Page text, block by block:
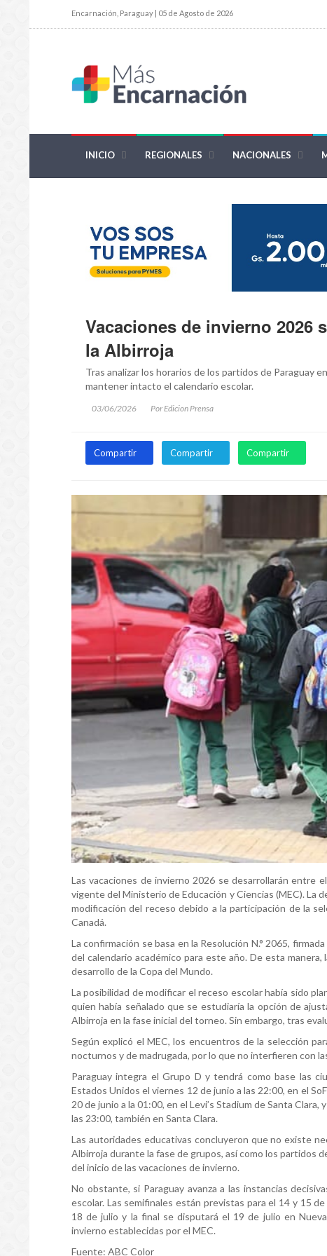
Encarnación, Paraguay | 05 de Agosto de 2026
INICIO REGIONALES NACIONALES
Vacaciones de invierno 2026
la Albirroja
Tras analizar los horarios de los partidos de Paraguay
mantener intacto el calendario escolar.
03/06/2026 Por Edicion Prensa
Compartir Compartir Compartir
Las vacaciones de invierno 2026 se desarrollarán entre
vigente del Ministerio de Educación y Ciencias (MEC). La
modificación del receso debido a la participación de la
Canadá.
La confirmación se basa en la Resolución N.° 2065,
del calendario académico para este año. De esta
desarrollo de la Copa del Mundo.
La posibilidad de modificar el receso escolar había sido
quien había señalado que se estudiaría la opción de
Albirroja en la fase inicial del torneo. Sin embargo, tras
Según explicó el MEC, los encuentros de la selección
nocturnos y de madrugada, por lo que no interfieren con
Paraguay integra el Grupo D y tendrá como base las
Estados Unidos el viernes 12 de junio a las 22:00, en el
20 de junio a la 01:00, en el Levi’s Stadium de Santa
las 23:00, también en Santa Clara.
Las autoridades educativas concluyeron que no existe
Albirroja durante la fase de grupos, así como los partidos
del inicio de las vacaciones de invierno.
No obstante, si Paraguay avanza a las instancias
escolar. Las semifinales están previstas para el 14 y 15
18 de julio y la final se disputará el 19 de julio en
invierno establecidas por el MEC.
Fuente: ABC Color